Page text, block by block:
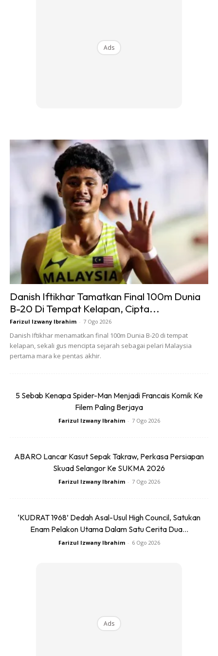
Apabila sudah ada kereta ‘penderma’, anda harus pastikan
ia diletakkan secara sedekat yang mungkin. Ini untuk
3. KUNCI DICABUT DAHULU
Selepas anda pastikan kedua-kedua enjin kereta
dimatikan, cabut dahulu kunci. Kemudian buka bonet
hadapan.
Ads
Car photo created by teksomolika – www.freepik.com
Ads
Danish Iftikhar Tamatkan Final 100m Dunia
B-20 Di Tempat Kelapan, Cipta...
Farizul Izwany Ibrahim - 7 Ogo 2026
Danish Iftikhar menamatkan final 100m Dunia B-20 di tempat
kelapan, sekali gus mencipta sejarah sebagai pelari Malaysia
pertama mara ke pentas akhir.
5 Sebab Kenapa Spider-Man Menjadi Francais Komik Ke
Filem Paling Berjaya
Farizul Izwany Ibrahim - 7 Ogo 2026
ABARO Lancar Kasut Sepak Takraw, Perkasa Persiapan
Skuad Selangor Ke SUKMA 2026
Farizul Izwany Ibrahim - 7 Ogo 2026
‘KUDRAT 1968’ Dedah Asal-Usul High Council, Satukan
Enam Pelakon Utama Dalam Satu Cerita Dua...
Farizul Izwany Ibrahim - 6 Ogo 2026
Ads